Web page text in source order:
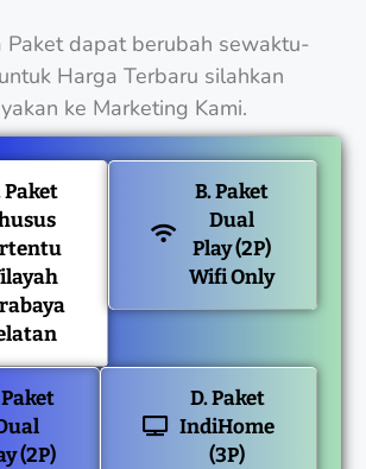
dapat berubah sewaktu-
Harga Terbaru silahkan
ke Marketing Kami.
Paket
B. Paket
Dual
Play (2P)
Wifi Only
Paket
(2P)
D. Paket
IndiHome
(3P)